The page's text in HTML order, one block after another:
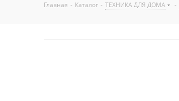
Главная - Каталог - ТЕХНИКА ДЛЯ ДОМА -